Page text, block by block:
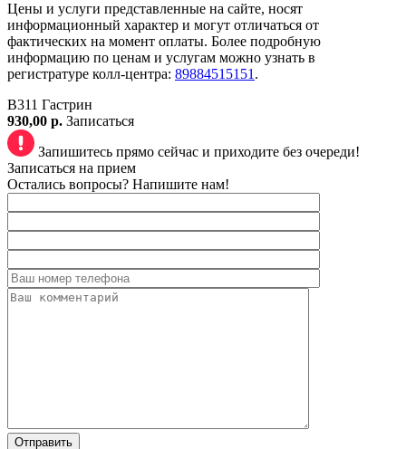
Цены и услуги представленные на сайте, носят
информационный характер и могут отличаться от
фактических на момент оплаты. Более подробную
информацию по ценам и услугам можно узнать в
регистратуре колл-центра: 89884515151 .
B311 Гастрин
930,00 р. Записаться
Запишитесь прямо сейчас и приходите без очереди!
Записаться на прием
Остались вопросы? Напишите нам!